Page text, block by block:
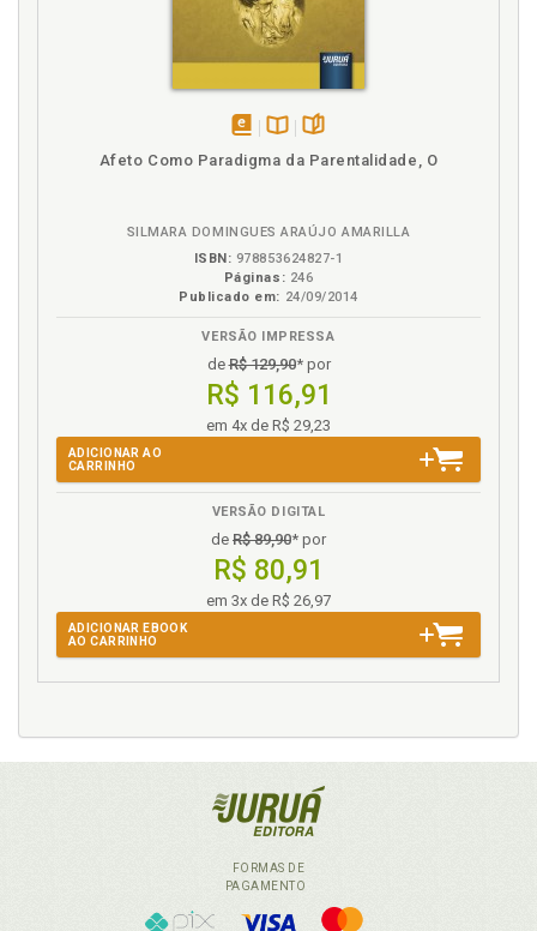
Tabela 1. Casamento Homossexual e Escolaridade
(%) - Campos - 2008, p. 149
Tabela 2. Casamento homossexual eGênero (%) -
Campos - 2008, p. 149
habilitação e o posicionamento da equipe técnica
das Varas de Infância e Juventude, p. 183
Vivências homoafetivas, p. 271
Vivências homoparentais de adoção, p. 283
Vivências homoparentais defamílias recompostas,
p. 313
disponível
em
Disponível
Afeto Como Paradigma da Parentalidade, O
SILMARA DOMINGUES ARAÚJO AMARILLA
ISBN: 978853624827-1
Páginas: 246
Publicado em: 24/09/2014
VERSÃO IMPRESSA
deR$ 129,90* por
R$ 116,91
em 4x de R$ 29,23
ADICIONAR AO
CARRINHO
VERSÃO DIGITAL
de R$ 89,90* por
R$ 80,91
em 3x de R$ 26,97
ADICIONAR EBOOK
AO CARRINHO
FORMAS DE
PAGAMENTO